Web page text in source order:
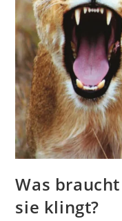
Was
sie klingt?